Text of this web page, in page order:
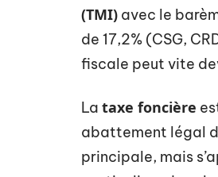
(TMI) avec le
de 17,2% (CSG,
fiscale peut vite
La taxe foncière
abattement légal
principale, mais